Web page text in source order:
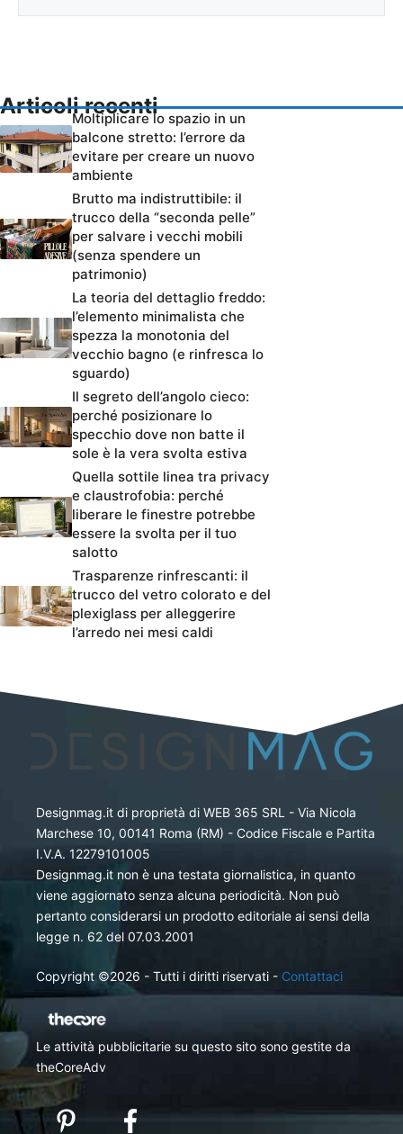
Articoli recenti
Moltiplicare lo spazio in un
balcone stretto: l’errore da
evitare per creare un nuovo
ambiente
Brutto ma indistruttibile: il
trucco della “seconda pelle”
per salvare i vecchi mobili
(senza spendere un
patrimonio)
La teoria del dettaglio freddo:
l’elemento minimalista che
spezza la monotonia del
vecchio bagno (e rinfresca lo
sguardo)
Il segreto dell’angolo cieco:
perché posizionare lo
specchio dove non batte il
sole è la vera svolta estiva
Quella sottile linea tra privacy
e claustrofobia: perché
liberare le finestre potrebbe
essere la svolta per il tuo
salotto
Trasparenze rinfrescanti: il
trucco del vetro colorato e del
plexiglass per alleggerire
l’arredo nei mesi caldi
Designmag.it di proprietà di WEB 365 SRL - Via Nicola
Marchese 10, 00141 Roma (RM) - Codice Fiscale e Partita
I.V.A. 12279101005
Designmag.it non è una testata giornalistica, in quanto
viene aggiornato senza alcuna periodicità. Non può
pertanto considerarsi un prodotto editoriale ai sensi della
legge n. 62 del 07.03.2001
Copyright ©2026 - Tutti i diritti riservati - Contattaci
Le attività pubblicitarie su questo sito sono gestite da
theCoreAdv